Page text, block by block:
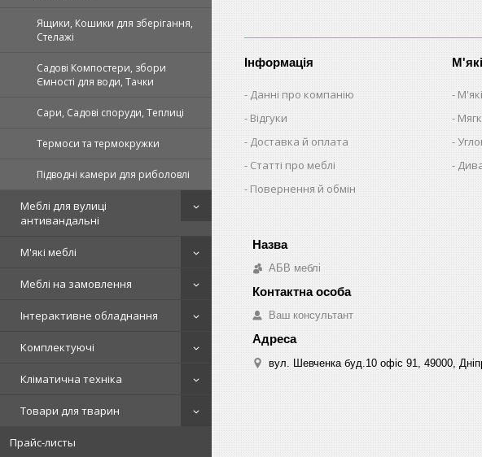
Ящики, Кошики для зберігання,
Стелажі
Садові Компостери, збори
Ємності для води, Тачки
Сари, Садові споруди, Теплиці
Термоси та термокружки
Підводні камери для риболовлі
Меблі для вулиці
антивандальні
М'які меблі
Меблі на замовлення
Інтерактивне обладнання
Комплектуючі
Кліматична техніка
Товари для тварин
Прайс-листы
Інформація
Данні про компанію
Відгуки
Доставка й оплата
Статті про меблі
Повернення й обмін
АБВ меблі
Ваш консультант
вул. Шевченка буд.10 офіс 91, 49000,